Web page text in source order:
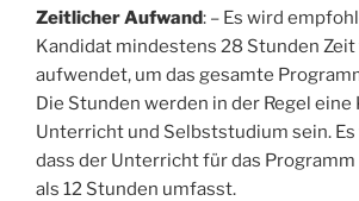
Zeitlicher Aufwand: – Es wird
Kandidat mindestens 28 Stunden
aufwendet, um das gesamte
Die Stunden werden in der Regel eine
Unterricht und Selbststudium sein.
dass der Unterricht für das
als 12 Stunden umfasst.